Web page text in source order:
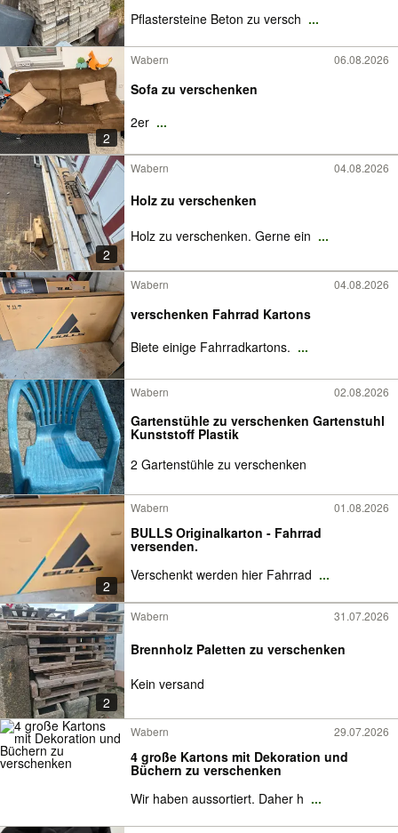
Pflastersteine Beton zu versch ...
2
Wabern 06.08.2026
Sofa zu verschenken
2er ...
2
Wabern 04.08.2026
Holz zu verschenken
Holz zu verschenken. Gerne ein ...
Wabern 04.08.2026
verschenken Fahrrad Kartons
Biete einige Fahrradkartons. ...
Wabern 02.08.2026
Gartenstühle zu verschenken Gartenstuhl
Kunststoff Plastik
2 Gartenstühle zu verschenken
2
Wabern 01.08.2026
BULLS Originalkarton - Fahrrad
versenden.
Verschenkt werden hier Fahrrad ...
2
Wabern 31.07.2026
Brennholz Paletten zu verschenken
Kein versand
Wabern 29.07.2026
4 große Kartons mit Dekoration und
Büchern zu verschenken
Wir haben aussortiert. Daher h ...